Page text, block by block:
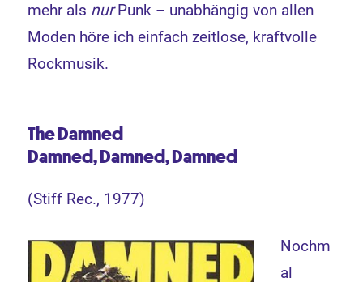
mehr als nurPunk – unabhängig von allen
Moden höre ich einfach zeitlose, kraftvolle
Rockmusik.
The Damned
Damned, Damned, Damned
(Stiff Rec., 1977)
Nochm
al